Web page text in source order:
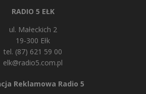
RADIO 5 EŁK
ul. Małeckich 2
19-300 Ełk
tel. (87) 621 59 00
elk@radio5.com.pl
Reklamowa Radio 5